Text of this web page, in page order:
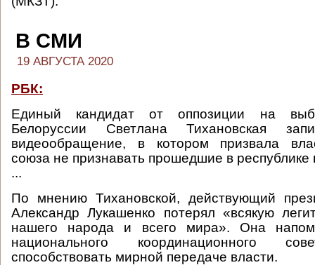
В СМИ
19 АВГУСТА 2020
РБК:
Единый кандидат от оппозиции на
Белоруссии Светлана Тихановская
видеообращение, в котором призвала
союза не признавать прошедшие в
...
По мнению Тихановской, действующий
Александр Лукашенко потерял «всякую
нашего народа и всего мира». Она
национального координационного
способствовать мирной передаче власти.